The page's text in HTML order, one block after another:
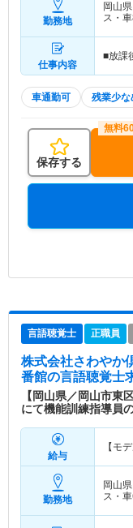
勤務地
岡山
ス・車
仕事内容
■放課
車通勤可 残業少な
保存する
言語聴覚士 正職員
株式会社さわやか
番館の言語聴覚士
【岡山県／岡山市東
にて機能訓練指導員
給与
【モ
勤務地
岡山
ス・車